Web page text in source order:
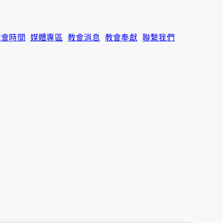
時間 媒體專區 教會消息 教會奉獻 聯繫我們